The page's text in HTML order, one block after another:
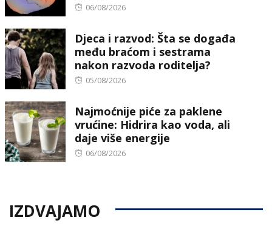
Posted
06/08/2026
Djeca i razvod: Šta se događa
među braćom i sestrama
nakon razvoda roditelja?
Posted
05/08/2026
Najmoćnije piće za paklene
vrućine: Hidrira kao voda, ali
daje više energije
Posted
06/08/2026
IZDVAJAMO